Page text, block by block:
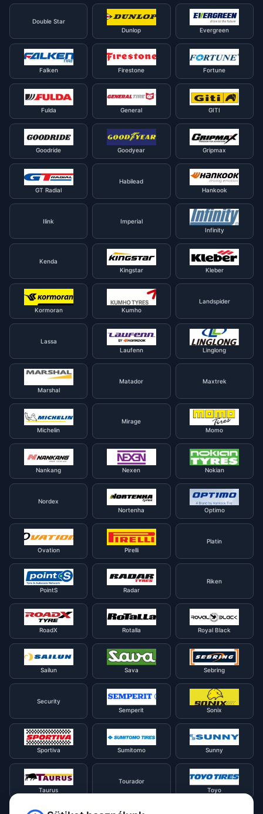
Double Star
Dunlop
Evergreen
Falken Firestone Fortune
Fulda General GITI
Goodride Goodyear Gripmax
GT Radial
Habilead
Hankook
Ilink
Imperial
Infinity
Kenda
Kingstar
Kleber
Kormoran Kumho
Landspider
Lassa
Laufenn
Linglong
Marshal
Matador Maxtrek
Michelin
Mirage
Momo
Nankang Nexen Nokian
Nordex
Nortenha
Optimo
Ovation Pirelli
Platin
PointS Radar
Riken
RoadX Rotalla Royal Black
Sailun Sava Sebring
Security
Semperit
Sonix
Sportiva Sumitomo Sunny
Taurus
Tourador
Toyo